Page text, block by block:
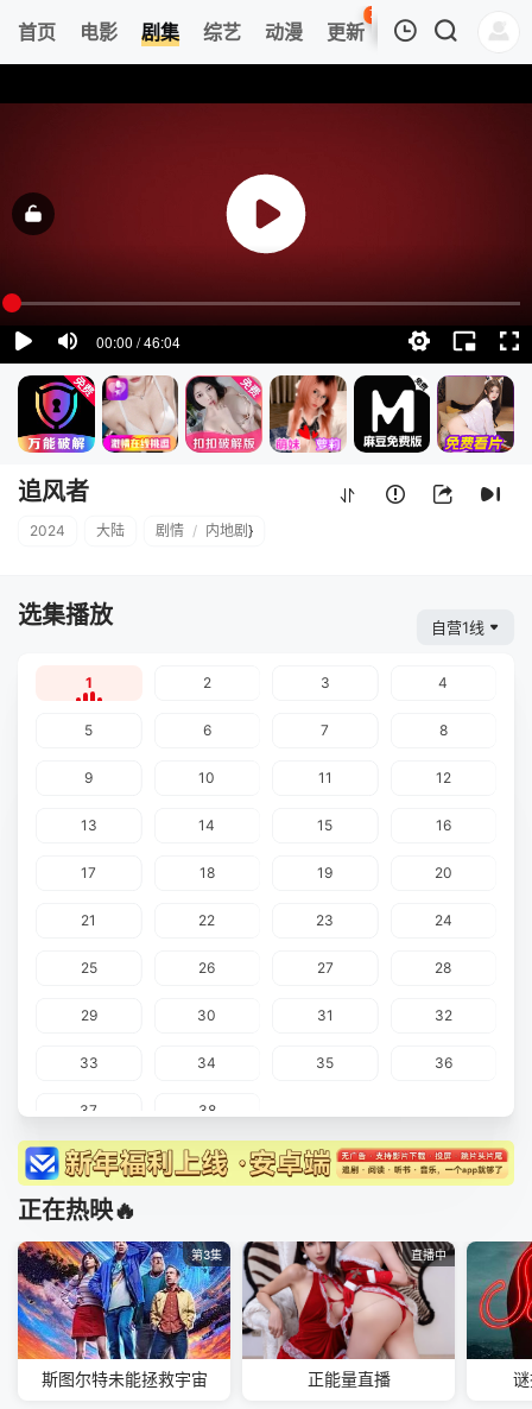
首页 电影 剧集 综艺 动漫 更新
78
热榜 APP
清空
追风者
2024 大陆 剧情 / 内地剧}
选集播放 自营1线
1 2 3 4
5 6 7 8
9 10 11 12
13 14 15 16
17 18 19 20
21 22 23 24
25 26 27 28
29 30 31 32
33 34 35 36
37 38
正在热映🔥
第3集
斯图尔特未能拯救宇宙
直播中
正能量直播